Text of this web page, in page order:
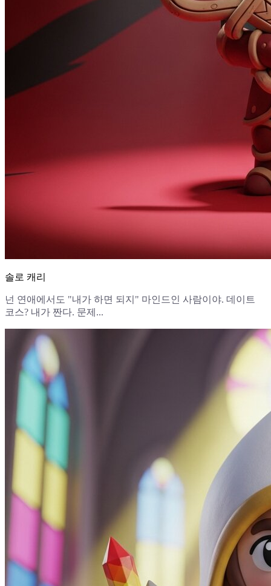
솔로 캐리
넌 연애에서도 "내가 하면 되지" 마인드인 사람이야. 데이트
코스? 내가 짠다. 문제...